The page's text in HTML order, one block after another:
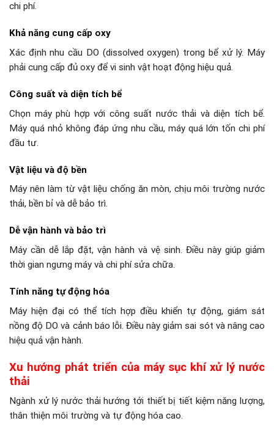
chi phí.
Khả năng cung cấp oxy
Xác định nhu cầu DO (dissolved oxygen) trong bể xử lý. Máy
phải cung cấp đủ oxy để vi sinh vật hoạt động hiệu quả.
Công suất và diện tích bể
Chọn máy phù hợp với công suất nước thải và diện tích bể.
Máy quá nhỏ không đáp ứng nhu cầu, máy quá lớn tốn chi phí
đầu tư.
Vật liệu và độ bền
Máy nên làm từ vật liệu chống ăn mòn, chịu môi trường nước
thải, bền bỉ và dễ bảo trì.
Dễ vận hành và bảo trì
Máy cần dễ lắp đặt, vận hành và vệ sinh. Điều này giúp giảm
thời gian ngưng máy và chi phí sửa chữa.
Tính năng tự động hóa
Máy hiện đại có thể tích hợp điều khiển tự động, giám sát
nồng độ DO và cảnh báo lỗi. Điều này giảm sai sót và nâng cao
hiệu quả vận hành.
Xu hướng phát triển của máy sục khí xử lý nước
thải
Ngành xử lý nước thải hướng tới thiết bị tiết kiệm năng lượng,
thân thiện môi trường và tự động hóa cao.